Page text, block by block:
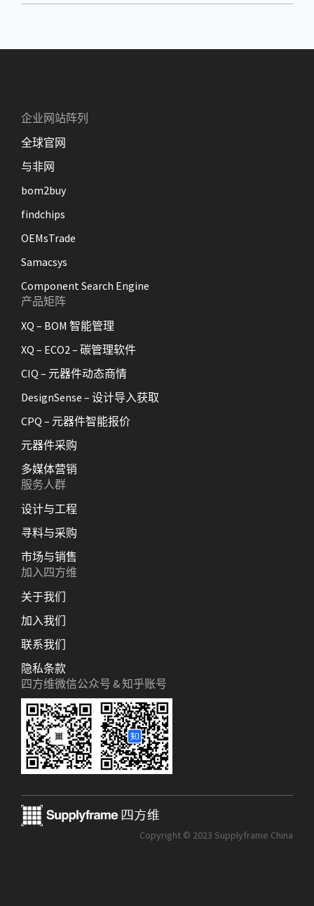
企业网站阵列
全球官网
与非网
bom2buy
findchips
OEMsTrade
Samacsys
Component Search Engine
产品矩阵
XQ – BOM 智能管理
XQ – ECO2 – 碳管理软件
CIQ – 元器件动态商情
DesignSense – 设计导入获取
CPQ – 元器件智能报价
元器件采购
多媒体营销
服务人群
设计与工程
寻料与采购
市场与销售
加入四方维
关于我们
加入我们
联系我们
隐私条款
四方维微信公众号 & 知乎账号
Copyright © 2023 Supplyframe China